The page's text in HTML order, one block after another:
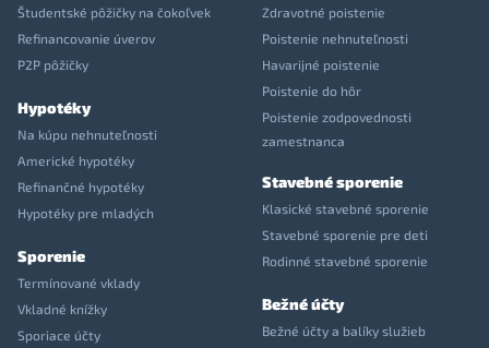
Študentské pôžičky na čokoľvek
Refinancovanie úverov
P2P pôžičky
Hypotéky
Na kúpu nehnuteľnosti
Americké hypotéky
Refinančné hypotéky
Hypotéky pre mladých
Sporenie
Termínované vklady
Vkladné knížky
Sporiace účty
Zdravotné poistenie
Poistenie nehnuteľnosti
Havarijné poistenie
Poistenie do hôr
Poistenie zodpovednosti
zamestnanca
Stavebné sporenie
Klasické stavebné sporenie
Stavebné sporenie pre deti
Rodinné stavebné sporenie
Bežné účty
Bežné účty a balíky služieb